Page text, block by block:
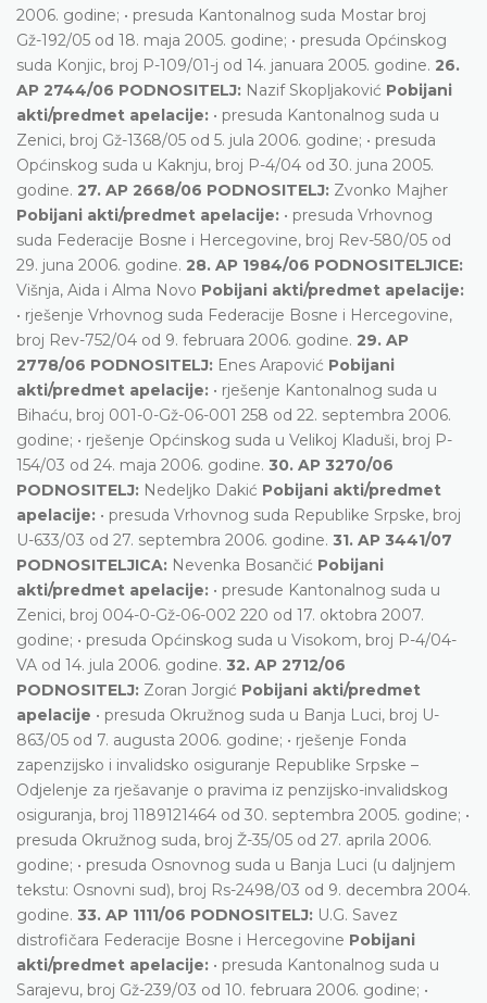
2006. godine; • presuda Kantonalnog suda Mostar broj
Gž-192/05 od 18. maja 2005. godine; • presuda Općinskog
suda Konjic, broj P-109/01-j od 14. januara 2005. godine. 26.
AP 2744/06 PODNOSITELJ: Nazif Skopljaković Pobijani
akti/predmet apelacije: • presuda Kantonalnog suda u
Zenici, broj Gž-1368/05 od 5. jula 2006. godine; • presuda
Općinskog suda u Kaknju, broj P-4/04 od 30. juna 2005.
godine. 27. AP 2668/06 PODNOSITELJ: Zvonko Majher
Pobijani akti/predmet apelacije: • presuda Vrhovnog
suda Federacije Bosne i Hercegovine, broj Rev-580/05 od
29. juna 2006. godine. 28. AP 1984/06 PODNOSITELJICE:
Višnja, Aida i Alma Novo Pobijani akti/predmet apelacije:
• rješenje Vrhovnog suda Federacije Bosne i Hercegovine,
broj Rev-752/04 od 9. februara 2006. godine. 29. AP
2778/06 PODNOSITELJ: Enes Arapović Pobijani
akti/predmet apelacije: • rješenje Kantonalnog suda u
Bihaću, broj 001-0-Gž-06-001 258 od 22. septembra 2006.
godine; • rješenje Općinskog suda u Velikoj Kladuši, broj P-
154/03 od 24. maja 2006. godine. 30. AP 3270/06
PODNOSITELJ: Nedeljko Dakić Pobijani akti/predmet
apelacije: • presuda Vrhovnog suda Republike Srpske, broj
U-633/03 od 27. septembra 2006. godine. 31. AP 3441/07
PODNOSITELJICA: Nevenka Bosančić Pobijani
akti/predmet apelacije: • presude Kantonalnog suda u
Zenici, broj 004-0-Gž-06-002 220 od 17. oktobra 2007.
godine; • presuda Općinskog suda u Visokom, broj P-4/04-
VA od 14. jula 2006. godine. 32. AP 2712/06
PODNOSITELJ: Zoran Jorgić Pobijani akti/predmet
apelacije • presuda Okružnog suda u Banja Luci, broj U-
863/05 od 7. augusta 2006. godine; • rješenje Fonda
zapenzijsko i invalidsko osiguranje Republike Srpske –
Odjelenje za rješavanje o pravima iz penzijsko-invalidskog
osiguranja, broj 1189121464 od 30. septembra 2005. godine; •
presuda Okružnog suda, broj Ž-35/05 od 27. aprila 2006.
godine; • presuda Osnovnog suda u Banja Luci (u daljnjem
tekstu: Osnovni sud), broj Rs-2498/03 od 9. decembra 2004.
godine. 33. AP 1111/06 PODNOSITELJ: U.G. Savez
distrofičara Federacije Bosne i Hercegovine Pobijani
akti/predmet apelacije: • presuda Kantonalnog suda u
Sarajevu, broj Gž-239/03 od 10. februara 2006. godine; •